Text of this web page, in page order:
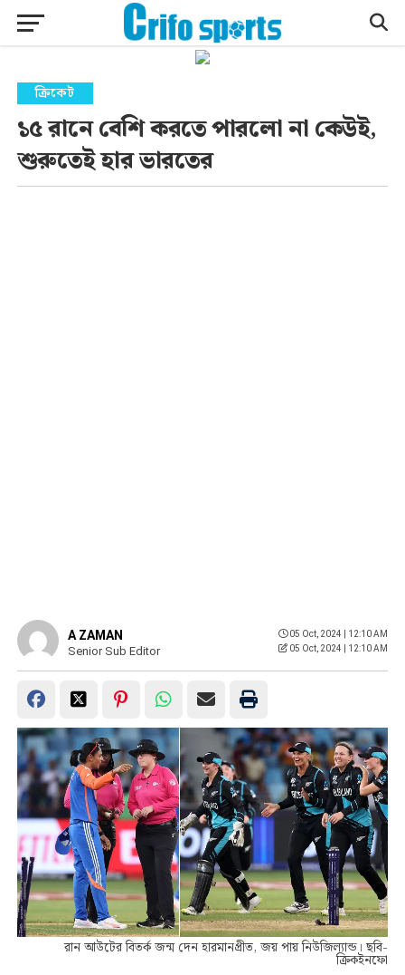
ক্রিকেট
১৫ রানে বেশি করতে পারলো না কেউই,
শুরুতেই হার ভারতের
A ZAMAN
Senior Sub Editor
05 Oct, 2024 | 12:10 AM
05 Oct, 2024 | 12:10 AM
রান আউটের বিতর্ক জন্ম দেন হারমানপ্রীত, জয় পায় নিউজিল্যান্ড। ছবি-
ক্রিকইনফো